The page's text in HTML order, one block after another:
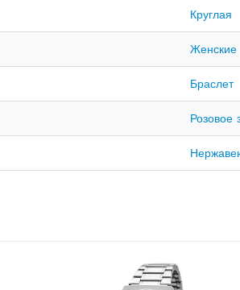
Круглая
Женские
Браслет
Розовое